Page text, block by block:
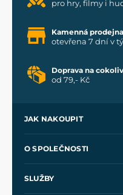
pro hry, filmy i
Kamenná prodejna
otevřena 7 dní v
Doprava na cokoliv
od 79,- Kč
JAK NAKOUPIT
Velkoobchod
O SPOLEČNOSTI
SLUŽBY